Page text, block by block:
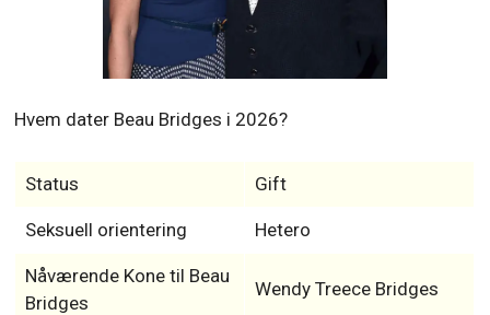
Hvem dater Beau Bridges i 2026?
Status Gift
Seksuell orientering Hetero
Nåværende Kone til Beau
Bridges
Wendy Treece Bridges